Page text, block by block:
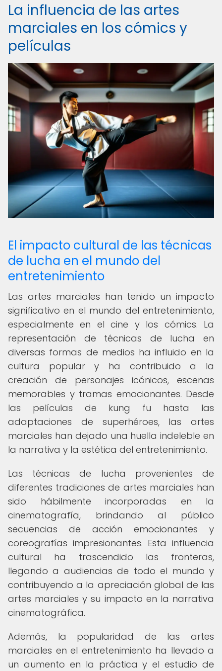
La influencia de las artes
marciales en los cómics y
películas
El impacto cultural de las técnicas
de lucha en el mundo del
entretenimiento
Las artes marciales han tenido un impacto
significativo en el mundo del entretenimiento,
especialmente en el cine y los cómics. La
representación de técnicas de lucha en
diversas formas de medios ha influido en la
cultura popular y ha contribuido a la
creación de personajes icónicos, escenas
memorables y tramas emocionantes. Desde
las películas de kung fu hasta las
adaptaciones de superhéroes, las artes
marciales han dejado una huella indeleble en
la narrativa y la estética del entretenimiento.
Las técnicas de lucha provenientes de
diferentes tradiciones de artes marciales han
sido hábilmente incorporadas en la
cinematografía, brindando al público
secuencias de acción emocionantes y
coreografías impresionantes. Esta influencia
cultural ha trascendido las fronteras,
llegando a audiencias de todo el mundo y
contribuyendo a la apreciación global de las
artes marciales y su impacto en la narrativa
cinematográfica.
Además, la popularidad de las artes
marciales en el entretenimiento ha llevado a
un aumento en la práctica y el estudio de